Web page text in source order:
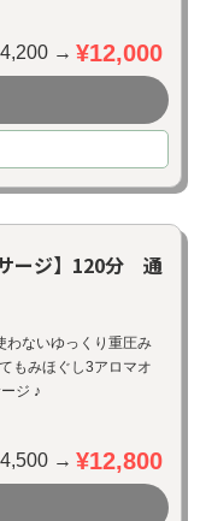
→ ¥12,000
サージ】120分 通
わないゆっくり重圧み
もみほぐし3アロマオ
ジ ♪
→ ¥12,800